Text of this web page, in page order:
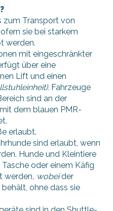
zum Transport von
sie bei starkem
werden.
mit eingeschränkter
über eine
Lift und einen
Fahrzeuge
sind an der
dem blauen PMR-
erlaubt.
sind erlaubt, wenn
Hunde und Kleintiere
oder einem Käfig
werden, wobeider
ohne dass sie